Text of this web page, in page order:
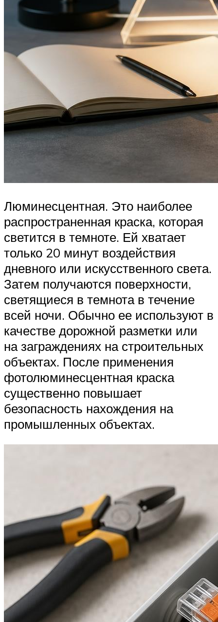
Люминесцентная. Это наиболее
распространенная краска, которая
светится в темноте. Ей хватает
только 20 минут воздействия
дневного или искусственного света.
Затем получаются поверхности,
светящиеся в темнота в течение
всей ночи. Обычно ее используют в
качестве дорожной разметки или
на заграждениях на строительных
объектах. После применения
фотолюминесцентная краска
существенно повышает
безопасность нахождения на
промышленных объектах.